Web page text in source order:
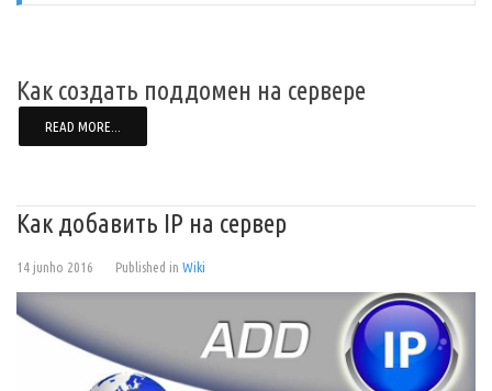
Как создать поддомен на сервере
READ MORE...
Как добавить IP на сервер
14 junho 2016 Published in Wiki